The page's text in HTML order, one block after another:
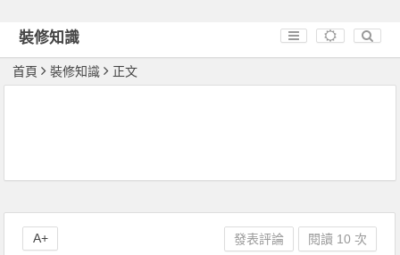
裝修知識
首頁 裝修知識 正文
發表評論 閱讀 10 次
A+